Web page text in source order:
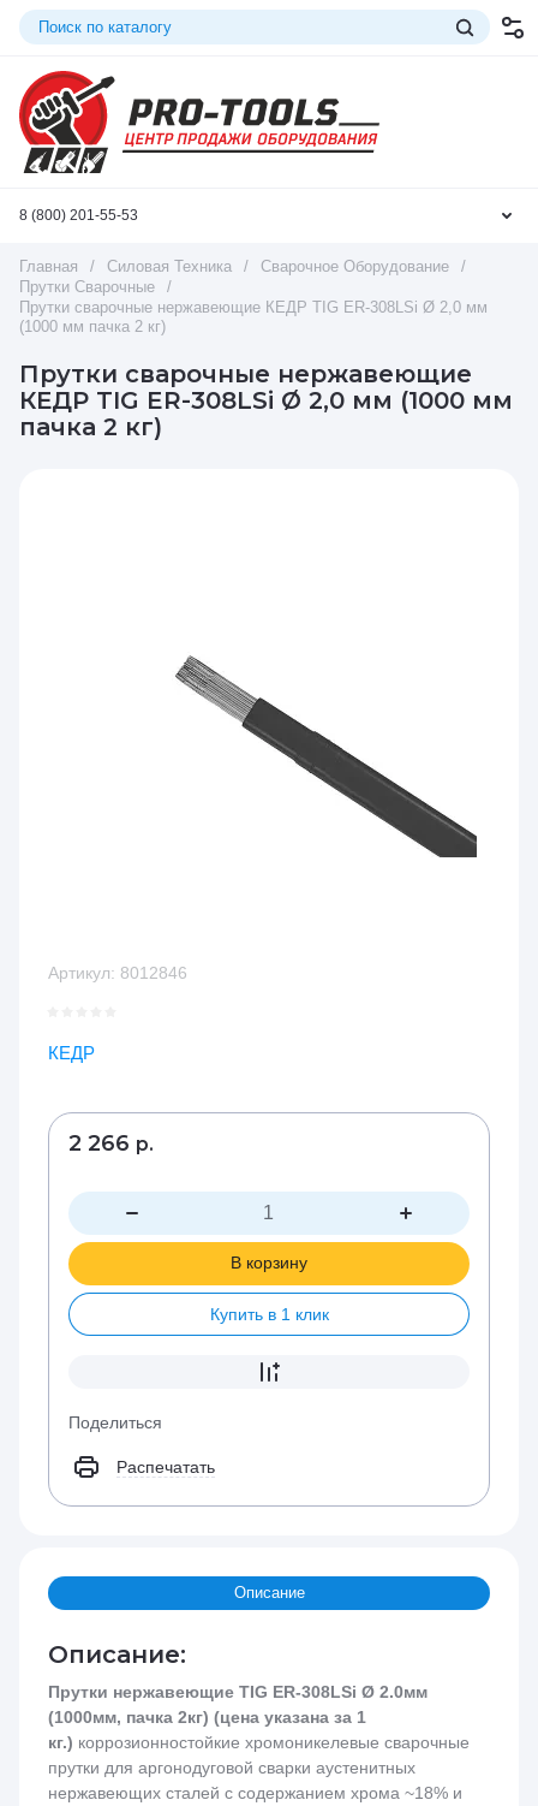
8 (800) 201-55-53
Главная / Силовая Техника / Сварочное Оборудование
/
Прутки Сварочные
/
Прутки сварочные нержавеющие КЕДР TIG ER-308LSi Ø 2,0 мм
(1000 мм пачка 2 кг)
Прутки сварочные нержавеющие
КЕДР TIG ER-308LSi Ø 2,0 мм (1000 мм
пачка 2 кг)
Артикул: 8012846
КЕДР
2 266 р.
В корзину
Купить в 1 клик
Поделиться
Распечатать
Описание
Описание:
Прутки нержавеющие TIG ER-308LSi Ø 2.0мм
(1000мм, пачка 2кг) (цена указана за 1
кг.) коррозионностойкие хромоникелевые сварочные
прутки для аргонодуговой сварки аустенитных
нержавеющих сталей c содержанием хрома ~18% и